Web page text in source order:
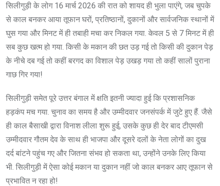
सिलीगुड़ी के लोग 16 मार्च 2026 की रात को शायद ही भुला पाएंगे, जब चुपके
से काल बनकर आया तूफान घरों, प्रतिष्ठानों, दुकानों और सार्वजनिक स्थानों में
घुस गया और मिनट में ही तबाही मचा कर निकल गया. केवल 5 से 7 मिनट में ही
सब कुछ खत्म हो गया. किसी के मकान की छत उड़ गई तो किसी की दुकान पेड़
के नीचे दब गई तो कहीं बरगद का विशाल पेड़ उखड़ गया तो कहीं सालों पुराना
गाछ गिर गया!
सिलीगुड़ी समेत पूरे उत्तर बंगाल में क्षति इतनी ज्यादा हुई कि प्रशासनिक
हड़कंप मच गया. चुनाव का समय है और उम्मीदवार जनसंपर्क में जुटे हुए हैं. जैसे
ही काल बैसाखी द्वारा विनाश लीला शुरू हुई, उसके कुछ ही देर बाद टीएमसी
उम्मीदवार गौतम देव के साथ ही भाजपा और दूसरे दलों के नेता लोगों का दुख
दर्द बांटने पहुंच गए और जितना संभव हो सकता था, उन्होंने उनके लिए किया
भी. सिलीगुड़ी में ऐसा कोई मकान या दुकान नहीं जो काल बनकर आए तूफान से
प्रभावित न रहा हो!